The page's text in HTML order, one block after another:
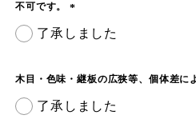
不可です。
必
了承しました
木目・色味・継板の広狭等、個体差に
了承しました